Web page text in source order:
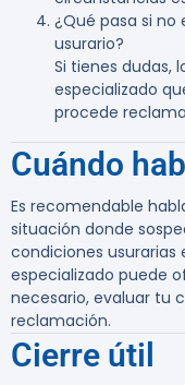
¿Qué pasa si
usurario?
Si tienes dudas,
especializado
procede
Cuándo
Es recomendable
situación donde
condiciones usurarias
especializado puede
necesario, evaluar tu
reclamación.
Cierre útil